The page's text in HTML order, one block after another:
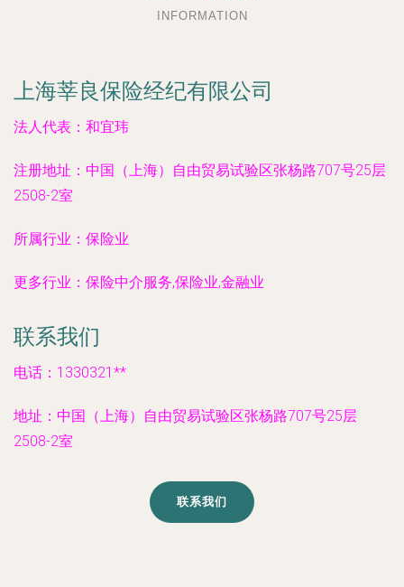
INFORMATION
上海莘良保险经纪有限公司
法人代表： 和宜玮
注册地址： 中国（上海）自由贸易试验区张杨路707号25层
2508-2室
所属行业： 保险业
更多行业： 保险中介服务,保险业,金融业
联系我们
电话：1330321**
地址：中国（上海）自由贸易试验区张杨路707号25层
2508-2室
联系我们